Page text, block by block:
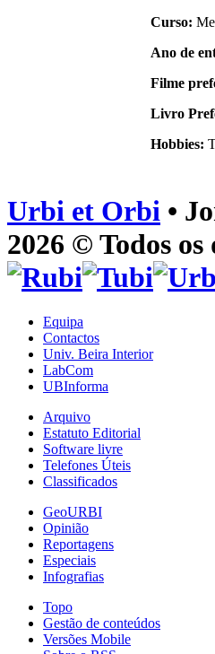
Curso:
Ano de
Filme
Livro
Hobbies:
Urbi et Orbi •
2026 © Todos
Equipa
Contactos
Univ. Beira Interior
LabCom
UBInforma
Arquivo
Estatuto Editorial
Software livre
Telefones Úteis
Classificados
GeoURBI
Opinião
Reportagens
Especiais
Infografias
Topo
Gestão de conteúdos
Versões Mobile